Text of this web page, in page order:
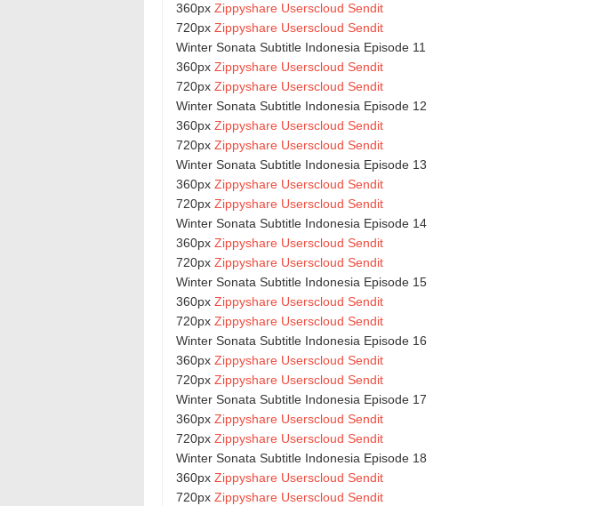
360px Zippyshare Userscloud Sendit
720px Zippyshare Userscloud Sendit
Winter Sonata Subtitle Indonesia Episode 11
360px Zippyshare Userscloud Sendit
720px Zippyshare Userscloud Sendit
Winter Sonata Subtitle Indonesia Episode 12
360px Zippyshare Userscloud Sendit
720px Zippyshare Userscloud Sendit
Winter Sonata Subtitle Indonesia Episode 13
360px Zippyshare Userscloud Sendit
720px Zippyshare Userscloud Sendit
Winter Sonata Subtitle Indonesia Episode 14
360px Zippyshare Userscloud Sendit
720px Zippyshare Userscloud Sendit
Winter Sonata Subtitle Indonesia Episode 15
360px Zippyshare Userscloud Sendit
720px Zippyshare Userscloud Sendit
Winter Sonata Subtitle Indonesia Episode 16
360px Zippyshare Userscloud Sendit
720px Zippyshare Userscloud Sendit
Winter Sonata Subtitle Indonesia Episode 17
360px Zippyshare Userscloud Sendit
720px Zippyshare Userscloud Sendit
Winter Sonata Subtitle Indonesia Episode 18
360px Zippyshare Userscloud Sendit
720px Zippyshare Userscloud Sendit